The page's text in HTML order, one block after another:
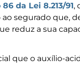
da Lei 8.213/91,
ao segurado que,
reduz a sua
que o auxílio-